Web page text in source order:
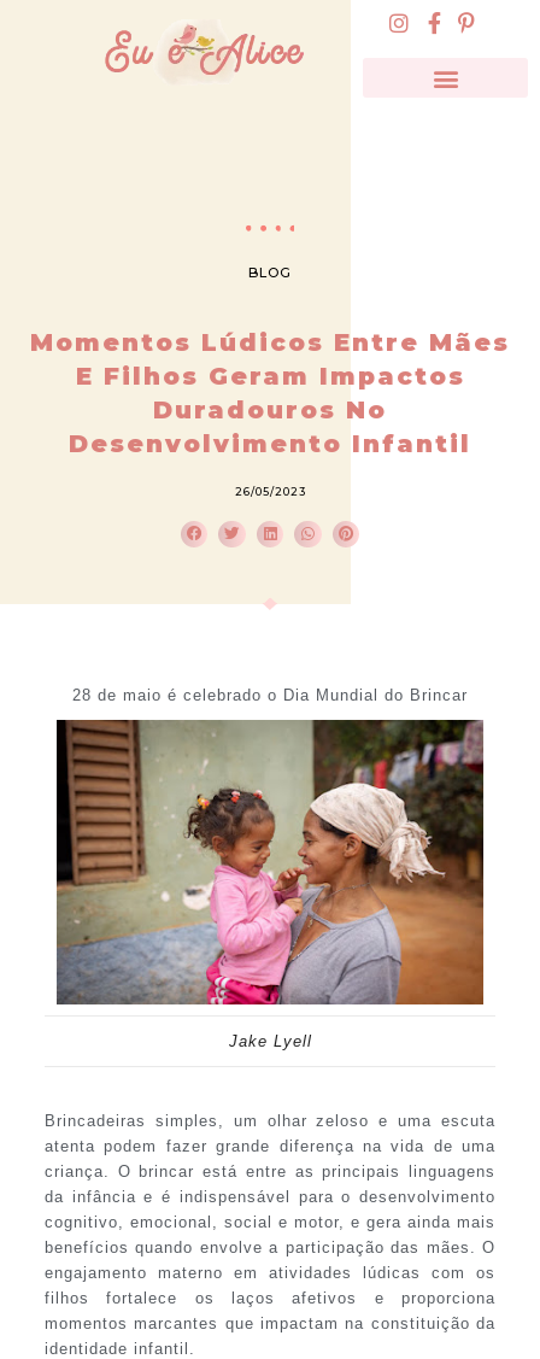
BLOG
Momentos Lúdicos Entre Mães
E Filhos Geram Impactos
Duradouros No
Desenvolvimento Infantil
26/05/2023
28 de maio é celebrado o Dia Mundial do Brincar
Jake Lyell
Brincadeiras simples, um olhar zeloso e uma escuta
atenta podem fazer grande diferença na vida de uma
criança. O brincar está entre as principais linguagens
da infância e é indispensável para o desenvolvimento
cognitivo, emocional, social e motor, e gera ainda mais
benefícios quando envolve a participação das mães. O
engajamento materno em atividades lúdicas com os
filhos fortalece os laços afetivos e proporciona
momentos marcantes que impactam na constituição da
identidade infantil.